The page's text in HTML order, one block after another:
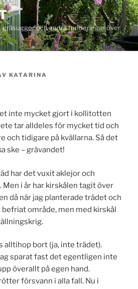
och andra funderingar över
KATARINA
inte mycket gjort i kollitotten
tar alldeles för mycket tid och
och tidigare på kvällarna. Så det
ske – grävandet!
har det vuxit aklejor och
i år har kirskålen tagit över
då när jag planterade trädet och
område, men med kirskål
alltihop bort (ja, inte trädet).
sparat fast det egentligen inte
överallt på egen hand.
försvann i alla fall. Nu i